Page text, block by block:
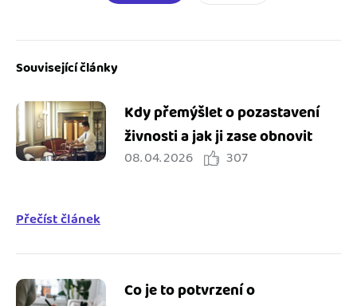
Související články
Kdy přemýšlet o pozastavení
živnosti a jak ji zase obnovit
08. 04. 2026 307
Přečíst článek
Co je to potvrzení o